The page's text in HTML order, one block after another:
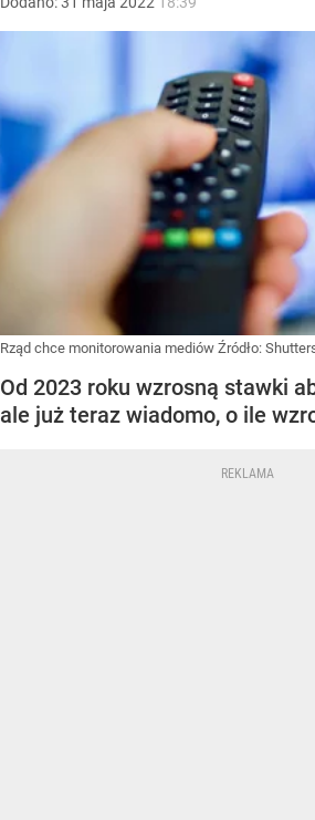
Rząd chce monitorowania mediów Źródło:
Od 2023 roku wzrosną stawki
ale już teraz wiadomo, o ile